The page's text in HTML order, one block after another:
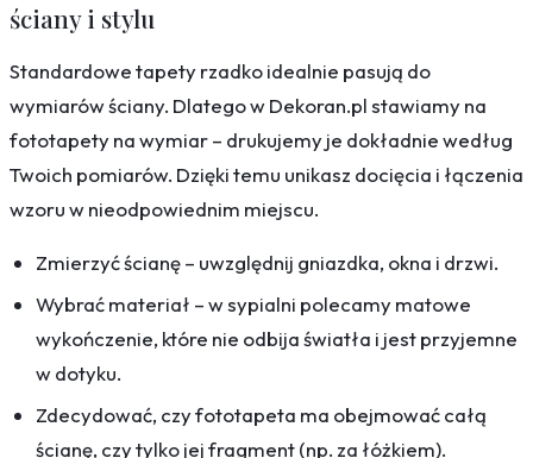
ściany i stylu
Standardowe tapety rzadko idealnie pasują do
wymiarów ściany. Dlatego w Dekoran.pl stawiamy na
fototapety na wymiar – drukujemy je dokładnie według
Twoich pomiarów. Dzięki temu unikasz docięcia i łączenia
wzoru w nieodpowiednim miejscu.
Zmierzyć ścianę – uwzględnij gniazdka, okna i drzwi.
Wybrać materiał – w sypialni polecamy matowe
wykończenie, które nie odbija światła i jest przyjemne
w dotyku.
Zdecydować, czy fototapeta ma obejmować całą
ścianę, czy tylko jej fragment (np. za łóżkiem).